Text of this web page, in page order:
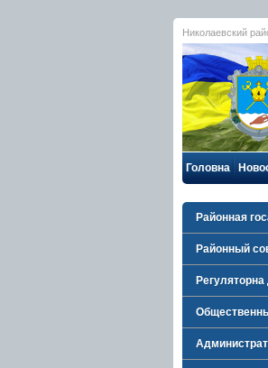
Николаевский
Головна
Районная
Районный
Регуляторна